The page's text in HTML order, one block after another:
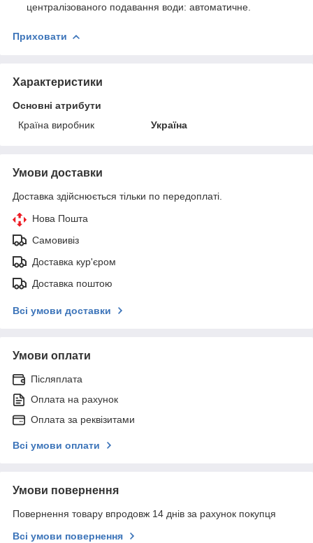
централізованого подавання води: автоматичне.
Приховати
Характеристики
Основні атрибути
Країна виробник
Україна
Умови доставки
Доставка здійснюється тільки по передоплаті.
Нова Пошта
Самовивіз
Доставка кур'єром
Доставка поштою
Всі умови доставки
Умови оплати
Післяплата
Оплата на рахунок
Оплата за реквізитами
Всі умови оплати
Умови повернення
Повернення товару впродовж 14 днів за рахунок покупця
Всі умови повернення